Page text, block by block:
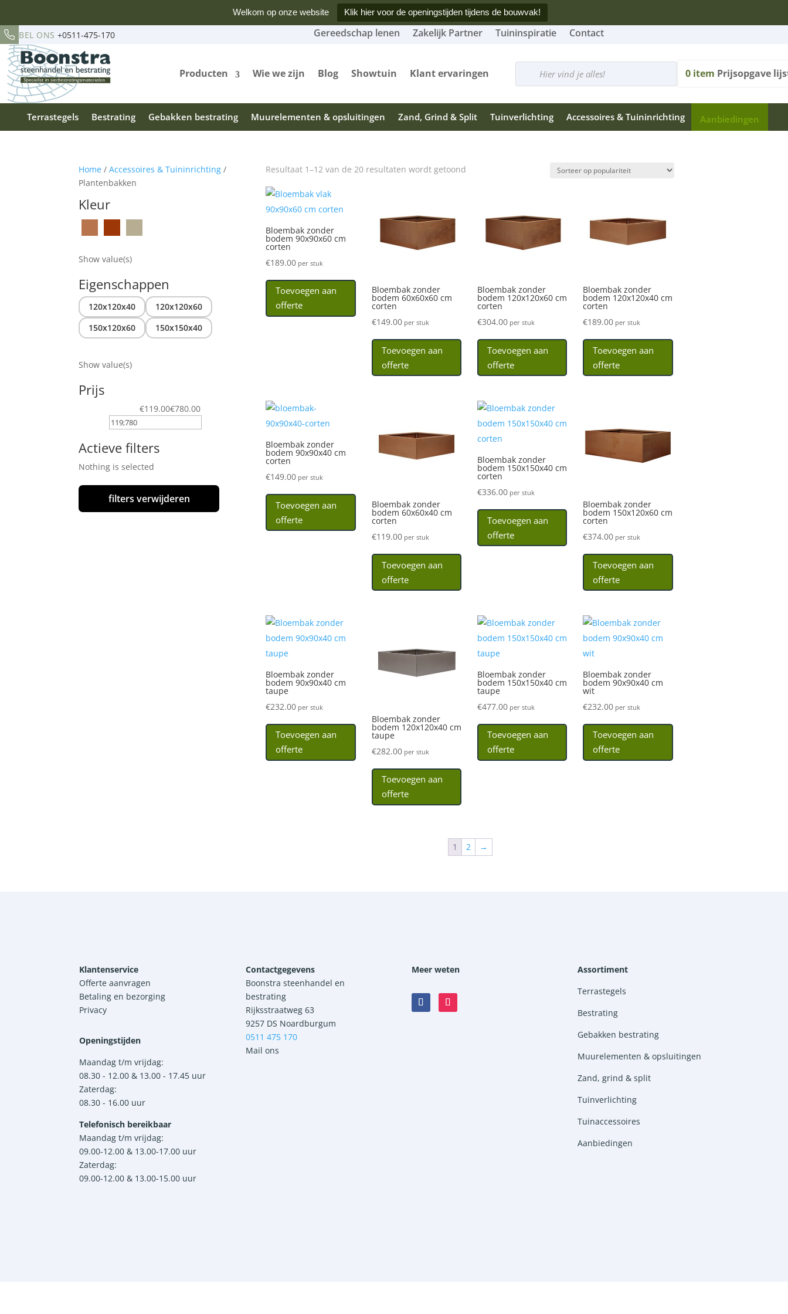
Welkom op onze website Klik hier voor de openingstijden tijdens de bouwvak!
BEL ONS +0511-475-170 Gereedschap lenen Zakelijk Partner Tuininspiratie Contact
Producten Wie we zijn Blog Showtuin Klant ervaringen
zoeken
0 item Prijsopgave
Terrastegels Bestrating Gebakken bestrating Muurelementen & opsluitingen Zand, Grind & Split Tuinverlichting Accessoires & Tuininrichting Aanbiedingen
Home /Accessoires & Tuininrichting /
Plantenbakken
Kleur
Show value(s)
Eigenschappen
120x120x40
120x120x60
150x120x60
150x150x40
Show value(s)
Prijs
€119.00€780.00
Actieve filters
Nothing is selected
filters verwijderen
Resultaat 1–12 van de 20 resultaten wordt getoond
Bloembak zonder
bodem 90x90x60 cm
corten
€189.00 per stuk
Toevoegen aan
offerte
Bloembak zonder
bodem 60x60x60 cm
corten
€149.00per stuk
Toevoegen aan
offerte
Bloembak zonder
bodem 120x120x60 cm
corten
€304.00per stuk
Toevoegen aan
offerte
Bloembak zonder
bodem 120x120x40 cm
corten
€189.00per stuk
Toevoegen aan
offerte
Bloembak zonder
bodem 90x90x40 cm
corten
€149.00 per stuk
Toevoegen aan
offerte
Bloembak zonder
bodem 60x60x40 cm
corten
€119.00per stuk
Toevoegen aan
offerte
Bloembak zonder
bodem 150x150x40 cm
corten
€336.00per stuk
Toevoegen aan
offerte
Bloembak zonder
bodem 150x120x60 cm
corten
€374.00per stuk
Toevoegen aan
offerte
Bloembak zonder
bodem 90x90x40 cm
taupe
€232.00 per stuk
Toevoegen aan
offerte
Bloembak zonder
bodem 120x120x40 cm
taupe
€282.00per stuk
Toevoegen aan
offerte
Bloembak zonder
bodem 150x150x40 cm
taupe
€477.00per stuk
Toevoegen aan
offerte
Bloembak zonder
bodem 90x90x40 cm
wit
€232.00per stuk
Toevoegen aan
offerte
1 2 →
Klantenservice
Offerte aanvragen
Betaling en bezorging
Privacy
Openingstijden
Maandag t/m vrijdag:
08.30 - 12.00 & 13.00 - 17.45 uur
Zaterdag:
08.30 - 16.00 uur
Telefonisch bereikbaar
Maandag t/m vrijdag:
09.00-12.00 & 13.00-17.00 uur
Zaterdag:
09.00-12.00 & 13.00-15.00 uur
Contactgegevens
Boonstra steenhandel en
bestrating
Rijksstraatweg 63
9257 DS Noardburgum
0511 475 170
Mail ons
Meer weten
Assortiment
Terrastegels
Bestrating
Gebakken bestrating
Muurelementen & opsluitingen
Zand, grind & split
Tuinverlichting
Tuinaccessoires
Aanbiedingen